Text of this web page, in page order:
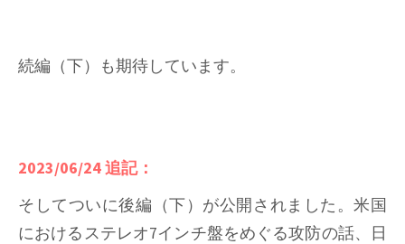
続編（下）も期待しています。
2023/06/24 追記：
そしてついに後編（下）が公開されました。米国
におけるステレオ7インチ盤をめぐる攻防の話、日